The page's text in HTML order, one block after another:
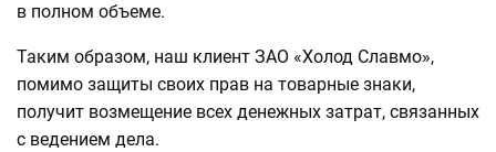
в полном объеме.
Таким образом, наш клиент ЗАО «Холод Славмо»,
помимо защиты своих прав на товарные знаки,
получит возмещение всех денежных затрат, связанных
с ведением дела.